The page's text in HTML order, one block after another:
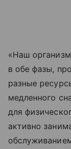
«Наш
в обе фазы,
разные
медленного
для
активно